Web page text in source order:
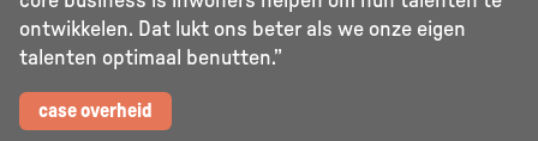
ontwikkelen. Dat lukt ons beter als we onze eigen
talenten optimaal benutten.”
case overheid